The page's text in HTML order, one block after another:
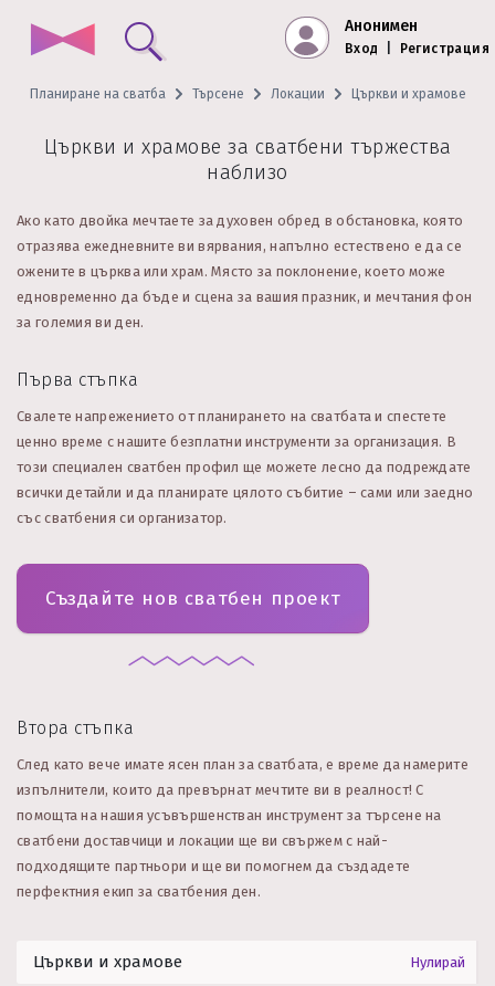
Анонимен
Вход Регистрация
Планиране на сватба Търсене Локации Църкви и храмове
Църкви и храмове за сватбени тържества
наблизо
Ако като двойка мечтаете за духовен обред в обстановка, която
отразява ежедневните ви вярвания, напълно естествено е да се
ожените в църква или храм. Място за поклонение, което може
едновременно да бъде и сцена за вашия празник, и мечтания фон
за големия ви ден.
Първа стъпка
Свалете напрежението от планирането на сватбата и спестете
ценно време с нашите безплатни инструменти за организация. В
този специален сватбен профил ще можете лесно да подреждате
всички детайли и да планирате цялото събитие – сами или заедно
със сватбения си организатор.
Създайте нов сватбен проект
Втора стъпка
След като вече имате ясен план за сватбата, е време да намерите
изпълнители, които да превърнат мечтите ви в реалност! С
помощта на нашия усъвършенстван инструмент за търсене на
сватбени доставчици и локации ще ви свържем с най-
подходящите партньори и ще ви помогнем да създадете
перфектния екип за сватбения ден.
Нулирай